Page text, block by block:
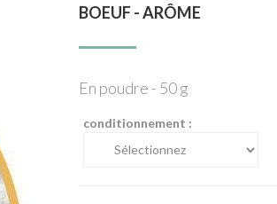
BOEUF - ARÔME
En poudre - 50 g
conditionnement :